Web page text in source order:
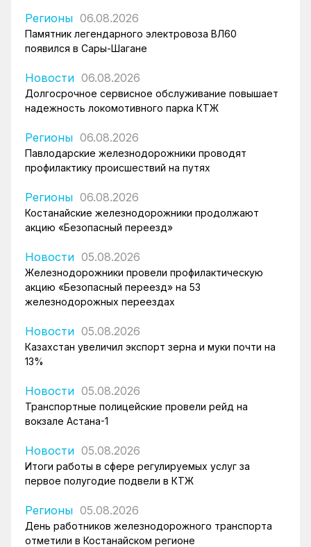
Регионы 06.08.2026
Памятник легендарного электровоза ВЛ60
появился в Сары-Шагане
Новости 06.08.2026
Долгосрочное сервисное обслуживание повышает
надежность локомотивного парка КТЖ
Регионы 06.08.2026
Павлодарские железнодорожники проводят
профилактику происшествий на путях
Регионы 06.08.2026
Костанайские железнодорожники продолжают
акцию «Безопасный переезд»
Новости 05.08.2026
Железнодорожники провели профилактическую
акцию «Безопасный переезд» на 53
железнодорожных переездах
Новости 05.08.2026
Казахстан увеличил экспорт зерна и муки почти на
13%
Новости 05.08.2026
Транспортные полицейские провели рейд на
вокзале Астана-1
Новости 05.08.2026
Итоги работы в сфере регулируемых услуг за
первое полугодие подвели в КТЖ
Регионы 05.08.2026
День работников железнодорожного транспорта
отметили в Костанайском регионе